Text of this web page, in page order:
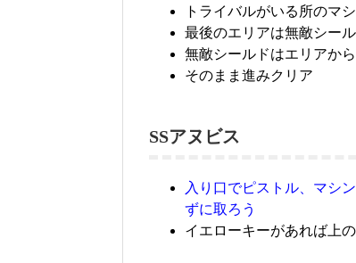
トライバルがいる所のマ
最後のエリアは無敵シー
無敵シールドはエリアか
そのまま進みクリア
SSアヌビス
入り口でピストル、マシ
ずに取ろう
イエローキーがあれば上